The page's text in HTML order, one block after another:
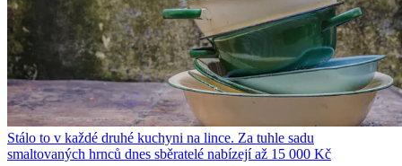
Stálo to v každé druhé kuchyni na lince. Za tuhle sadu
smaltovaných hrnců dnes sběratelé nabízejí až 15 000 Kč